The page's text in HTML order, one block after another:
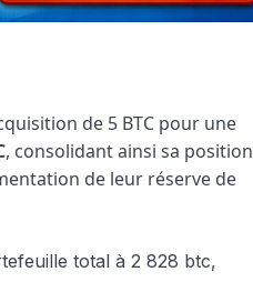
de 5 BTC pour une
, consolidant ainsi sa position
de leur réserve de